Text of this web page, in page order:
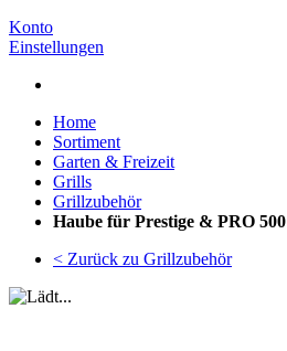
Konto
Einstellungen
Home
Sortiment
Garten & Freizeit
Grills
Grillzubehör
Haube für Prestige & PRO 500
< Zurück zu Grillzubehör